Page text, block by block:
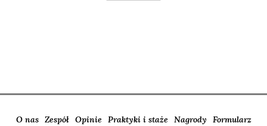
O nas Zespół Opinie Praktyki i staże Nagrody Formularz